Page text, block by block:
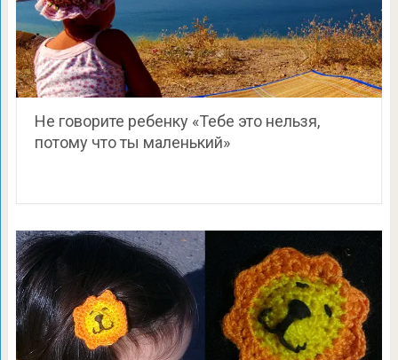
Не говорите ребенку «Тебе это нельзя,
потому что ты маленький»